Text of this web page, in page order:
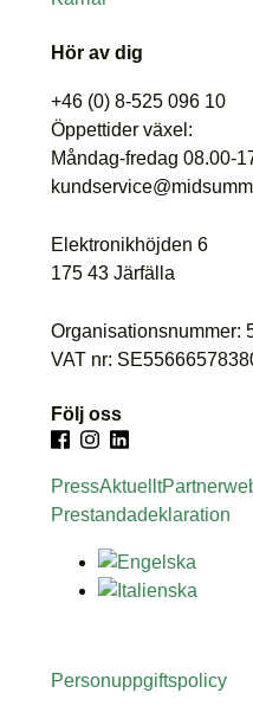
Hör av dig
+46 (0) 8-525 096 10
Öppettider växel:
Måndag-fredag 08.00-
Elektronikhöjden 6
175 43 Järfälla
Organisationsnummer:
VAT nr:
Följ oss
PressAktuellt
Prestandadeklaration
Personuppgiftspolicy